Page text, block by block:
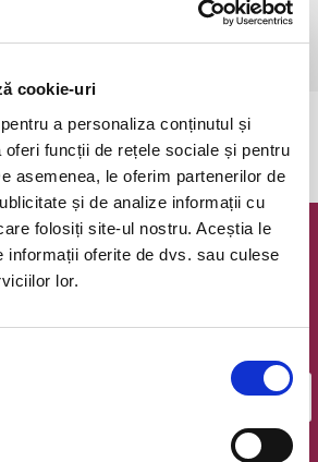
cookie-uri
a personaliza conținutul și
oferi funcții de rețele sociale și pentru
asemenea, le oferim partenerilor de
și de analize informații cu
folosiți site-ul nostru. Aceștia le
informații oferite de dvs. sau culese
lor.
Evenimentul a expirat.
@ Bilete.ro